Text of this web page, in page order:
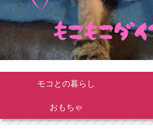
モコとの暮らし
おもちゃ